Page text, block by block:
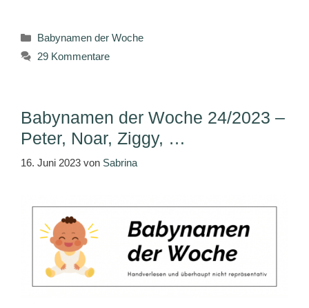
Kategorien
Babynamen der Woche
29 Kommentare
Babynamen der Woche 24/2023 –
Peter, Noar, Ziggy, …
16. Juni 2023 von Sabrina